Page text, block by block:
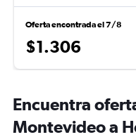
Oferta encontrada el 7/8
$1.306
Encuentra
Montevideo a